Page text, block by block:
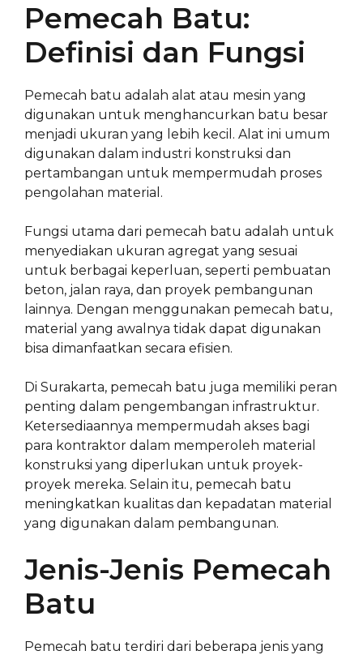
Pemecah Batu:
Definisi dan Fungsi
Pemecah batu adalah alat atau mesin yang
digunakan untuk menghancurkan batu besar
menjadi ukuran yang lebih kecil. Alat ini umum
digunakan dalam industri konstruksi dan
pertambangan untuk mempermudah proses
pengolahan material.
Fungsi utama dari pemecah batu adalah untuk
menyediakan ukuran agregat yang sesuai
untuk berbagai keperluan, seperti pembuatan
beton, jalan raya, dan proyek pembangunan
lainnya. Dengan menggunakan pemecah batu,
material yang awalnya tidak dapat digunakan
bisa dimanfaatkan secara efisien.
Di Surakarta, pemecah batu juga memiliki peran
penting dalam pengembangan infrastruktur.
Ketersediaannya mempermudah akses bagi
para kontraktor dalam memperoleh material
konstruksi yang diperlukan untuk proyek-
proyek mereka. Selain itu, pemecah batu
meningkatkan kualitas dan kepadatan material
yang digunakan dalam pembangunan.
Jenis-Jenis Pemecah
Batu
Pemecah batu terdiri dari beberapa jenis yang